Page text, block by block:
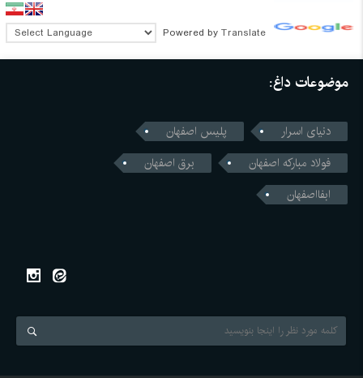
Powered by Translate
موضوعات داغ:
دنیای اسرار
پلیس اصفهان
فولاد مبارکه اصفهان
برق اصفهان
ابفااصفهان